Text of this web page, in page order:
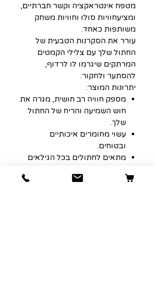
מטפח אינטראקציה וקשר חברתיים,
ומציעחוויות סולו וחוויות משחק
משותפות כאחד.
עורר את הסקרנות הטבעית של
החתול שלך עם צלילי הקמטים
המרתקים שיגרמו לו לרדוף,
להסתער ולחקור.
יתרונות המוצר:
מספק חוויה רב חושית, מגרה את
חוש השמיעה והריח של החתול
שלך.
עשוי מחומרים איכותיים
ובטוחים.
מתאים לחתולים בכל הגילאים
בכל צעצוע יש קטניפ פרימיום,